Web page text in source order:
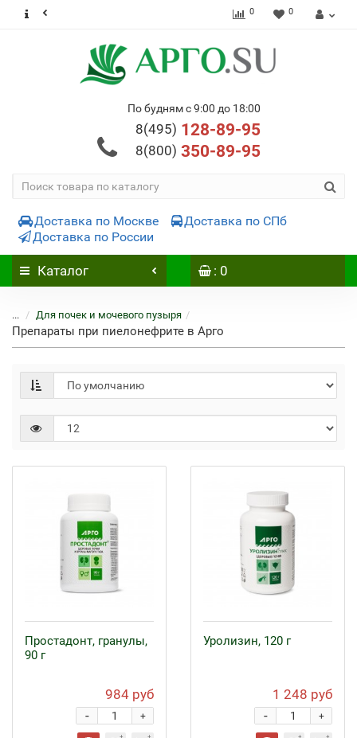
0 0
По будням с 9:00 до 18:00
8(495) 128-89-95
8(800) 350-89-95
Доставка по Москве
Доставка по СПб
Доставка по России
Каталог : 0
... Для почек и мочевого пузыря
Препараты при пиелонефрите в Арго
Простадонт, гранулы,
90 г
984 руб
+
-
Уролизин, 120 г
1 248 руб
+
-